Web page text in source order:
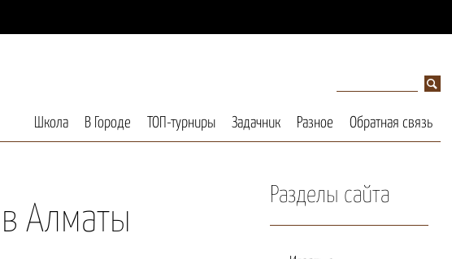
Школа В Городе ТОП-турниры Задачник Разное Обратная связь
Алматы
Разделы сайта